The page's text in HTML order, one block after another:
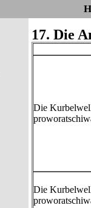
17. Die
Die
Die